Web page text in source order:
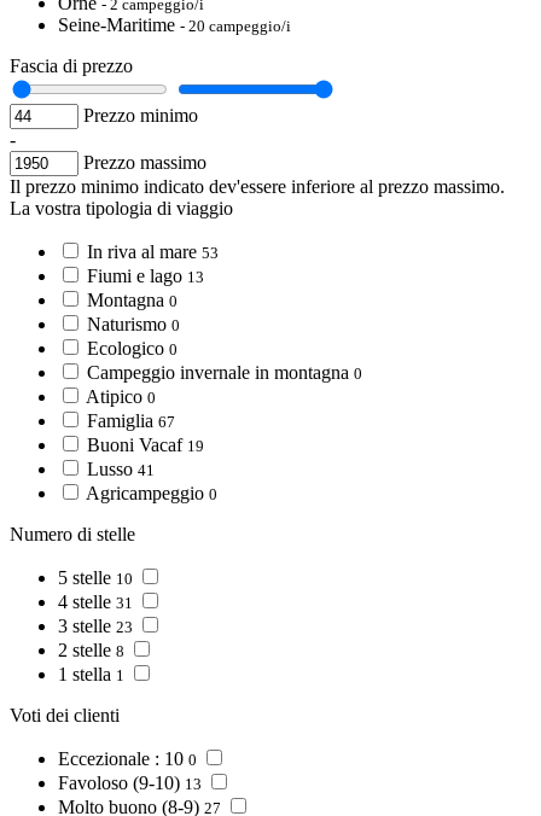
- 2 campeggio/i
Seine-Maritime - 20 campeggio/i
Fascia di prezzo
Prezzo minimo
-
Prezzo massimo
Il prezzo minimo indicato dev'essere inferiore al prezzo massimo.
La vostra tipologia di viaggio
In riva al mare 53
Fiumi e lago 13
Montagna 0
Naturismo 0
Ecologico 0
Campeggio invernale in montagna 0
Atipico 0
Famiglia 67
Buoni Vacaf 19
Lusso 41
Agricampeggio 0
Numero di stelle
5 stelle 10
4 stelle 31
3 stelle 23
2 stelle 8
1 stella 1
Voti dei clienti
Eccezionale : 10 0
Favoloso (9-10) 13
Molto buono (8-9) 27